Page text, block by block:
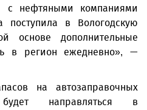
с нефтяными компаниями
поступила в Вологодскую
основе дополнительные
в регион ежедневно», —
на автозаправочных
направляться в